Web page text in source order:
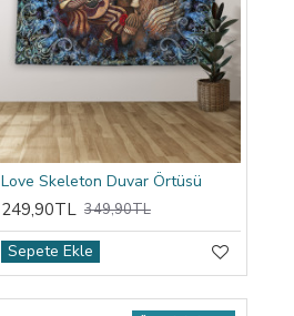
Love Skeleton Duvar Örtüsü
249,90TL 349,90TL
Sepete Ekle